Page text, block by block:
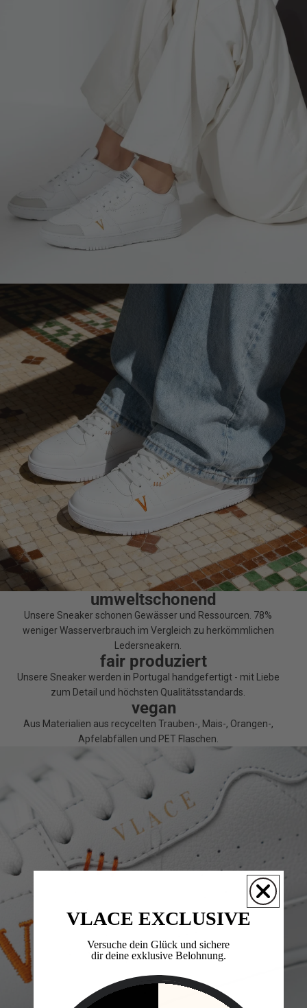
umweltschonend
Unsere Sneaker schonen Gewässer und Ressourcen. 78%
weniger Wasserverbrauch im Vergleich zu herkömmlichen
Ledersneakern.
fair produziert
Unsere Sneaker werden in Portugal handgefertigt - mit Liebe
zum Detail und höchsten Qualitätsstandards.
vegan
Aus Materialien aus recycelten Trauben-, Mais-, Orangen-,
Apfelabfällen und PET Flaschen.
VLACE EXCLUSIVE
Versuche dein Glück und sichere
dir deine exklusive Belohnung.​